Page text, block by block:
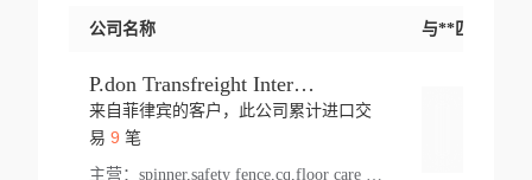
公司名称 与**匹配交易
P.don Transfreight International
来自菲律宾的客户，此公司累计进口交
易 9 笔
主营：